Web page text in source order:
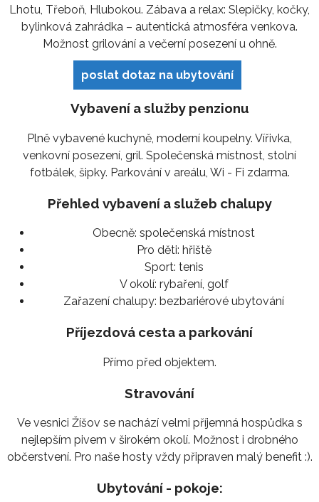
Lhotu, Třeboň, Hlubokou. Zábava a relax: Slepičky, kočky,
bylinková zahrádka – autentická atmosféra venkova.
Možnost grilování a večerní posezení u ohně.
poslat dotaz na ubytování
Vybavení a služby penzionu
Plně vybavené kuchyně, moderní koupelny. Vířivka,
venkovní posezení, gril. Společenská místnost, stolní
fotbálek, šipky. Parkování v areálu, Wi - Fi zdarma.
Přehled vybavení a služeb chalupy
Obecně: společenská místnost
Pro děti: hřiště
Sport: tenis
V okolí: rybaření, golf
Zařazení chalupy: bezbariérové ubytování
Příjezdová cesta a parkování
Přímo před objektem.
Stravování
Ve vesnici Žíšov se nachází velmi příjemná hospůdka s
nejlepším pivem v širokém okolí. Možnost i drobného
občerstvení. Pro naše hosty vždy připraven malý benefit :).
Ubytování - pokoje: